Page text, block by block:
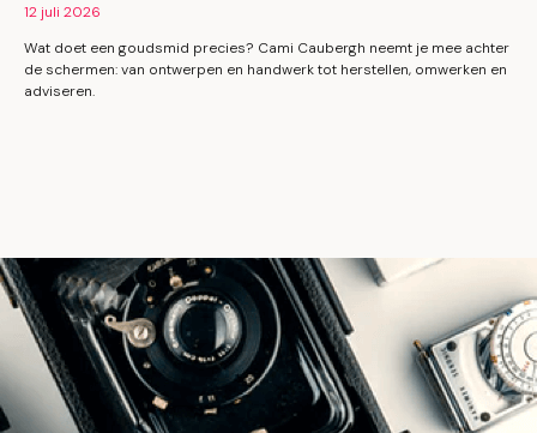
12 juli 2026
Wat doet een goudsmid precies? Cami Caubergh neemt je mee achter
de schermen: van ontwerpen en handwerk tot herstellen, omwerken en
adviseren.